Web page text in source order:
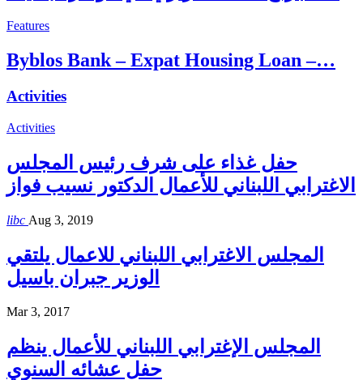
Features
Byblos Bank – Expat Housing Loan –…
Activities
Activities
حفل غذاء على شرف رئيس المجلس
الاغترابي اللبناني للأعمال الدكتور نسيب فواز
libc Aug 3, 2019
المجلس الاغترابي اللبناني للاعمال يلتقي
الوزير جبران باسيل
Mar 3, 2017
المجلس الإغترابي اللبناني للأعمال ينظم
حفل عشائه السنوي